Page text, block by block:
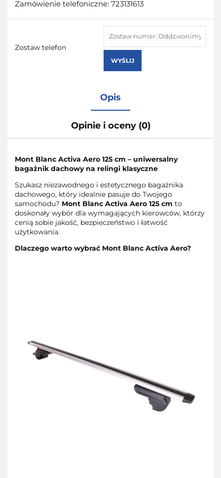
Zamówienie telefoniczne: 723131613
Zostaw telefon
WYŚLIJ
Opis
Opinie i oceny (0)
Mont Blanc Activa Aero 125 cm – uniwersalny
bagażnik dachowy na relingi klasyczne
Szukasz niezawodnego i estetycznego bagażnika
dachowego, który idealnie pasuje do Twojego
samochodu? Mont Blanc Activa Aero 125 cm to
doskonały wybór dla wymagających kierowców, którzy
cenią sobie jakość, bezpieczeństwo i łatwość
użytkowania.
Dlaczego warto wybrać Mont Blanc Activa Aero?